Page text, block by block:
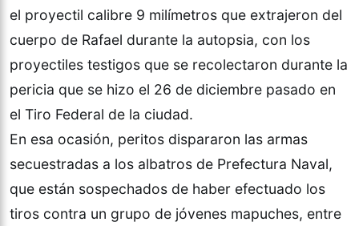
el proyectil calibre 9 milímetros que extrajeron del
cuerpo de Rafael durante la autopsia, con los
proyectiles testigos que se recolectaron durante la
pericia que se hizo el 26 de diciembre pasado en
el Tiro Federal de la ciudad.
En esa ocasión, peritos dispararon las armas
secuestradas a los albatros de Prefectura Naval,
que están sospechados de haber efectuado los
tiros contra un grupo de jóvenes mapuches, entre